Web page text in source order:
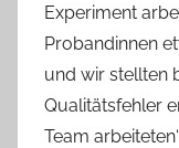
Experiment
Probandinnen
und wir stellten
Qualitätsfehler
Team